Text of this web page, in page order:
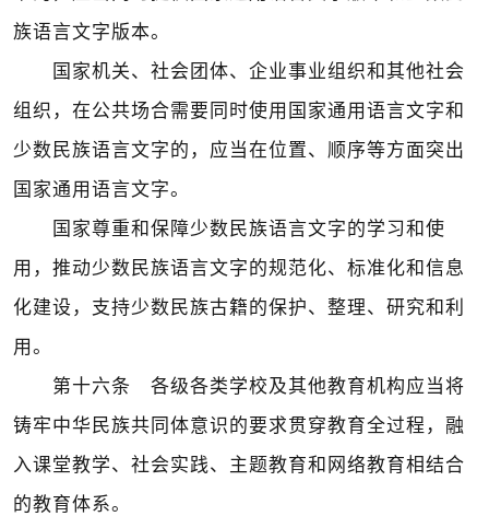
族语言文字版本。
国家机关、社会团体、企业事业组织和其他社会
组织，在公共场合需要同时使用国家通用语言文字和
少数民族语言文字的，应当在位置、顺序等方面突出
国家通用语言文字。
国家尊重和保障少数民族语言文字的学习和使
用，推动少数民族语言文字的规范化、标准化和信息
化建设，支持少数民族古籍的保护、整理、研究和利
用。
第十六条 各级各类学校及其他教育机构应当将
铸牢中华民族共同体意识的要求贯穿教育全过程，融
入课堂教学、社会实践、主题教育和网络教育相结合
的教育体系。